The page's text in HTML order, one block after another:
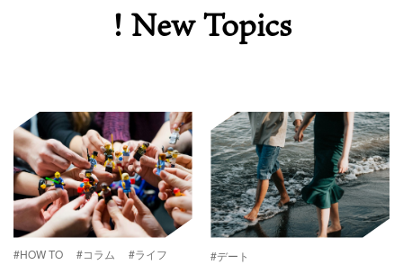
! New Topics
#HOW TO #コラム #ライフ #デート